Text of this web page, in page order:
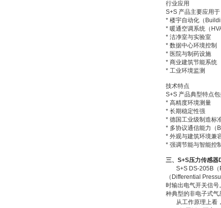
行业应用
S+S 产品主要应用
* 楼宇自动化（
* 暖通空调系统（
* 洁净室与实验室
* 数据中心环境控制
* 医院与制药设施
* 商业建筑节能系统
* 工业环境监测
技术特点
S+S 产品典型特点
* 高精度环境测量
* 长期稳定性强
* 德国工业级制造标
* 多协议通信能力（
* 外观与建筑环境兼
* 强调节能与智能控
三、S+S压力传感
S+S DS-205B（
（Differential
时输出电气开关信
种典型的非电子式
从工作原理上看，